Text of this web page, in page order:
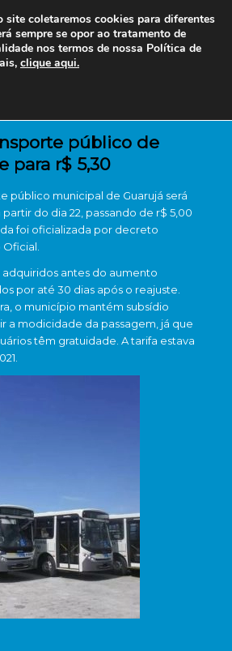
público de
para r$ 5,30
público municipal de Guarujá será
do dia 22, passando de r$ 5,00
foi oficializada por decreto
adquiridos antes do aumento
por até 30 dias após o reajuste.
o município mantém subsídio
a modicidade da passagem, já que
têm gratuidade. A tarifa estava
site coletaremos cookies para diferentes
sempre se opor ao tratamento de
nos termos de nossa Política de
clique aqui.